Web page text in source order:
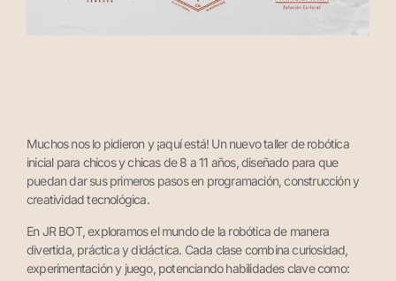
Muchos nos lo pidieron y ¡aquí está! Un nuevo taller de robótica
inicial para chicos y chicas de 8 a 11 años, diseñado para que
puedan dar sus primeros pasos en programación, construcción y
creatividad tecnológica.
En JR BOT, exploramos el mundo de la robótica de manera
divertida, práctica y didáctica. Cada clase combina curiosidad,
experimentación y juego, potenciando habilidades clave como: